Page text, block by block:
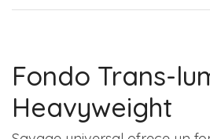
Fondo Trans-
Heavyweight